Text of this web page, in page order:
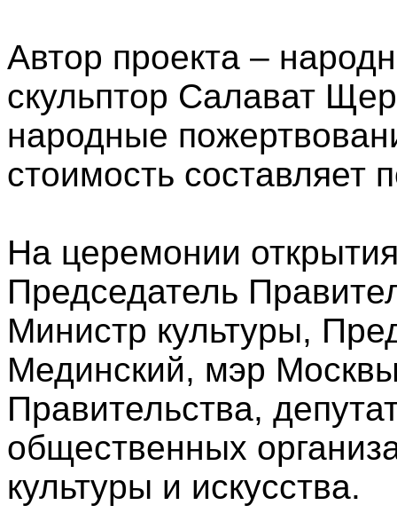
Автор проекта –
скульптор Салават
народные
стоимость составляет
На церемонии
Председатель
Министр культуры,
Мединский, мэр
Правительства,
общественных
культуры и искусства.